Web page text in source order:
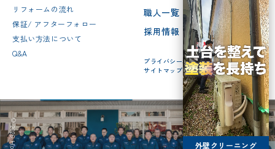
リフォームの流れ
保証/ アフターフォロー
支払い方法について
Q&A
職人一覧
採用情報
プライバシーポリシー
サイトマップ
外壁クリーニング